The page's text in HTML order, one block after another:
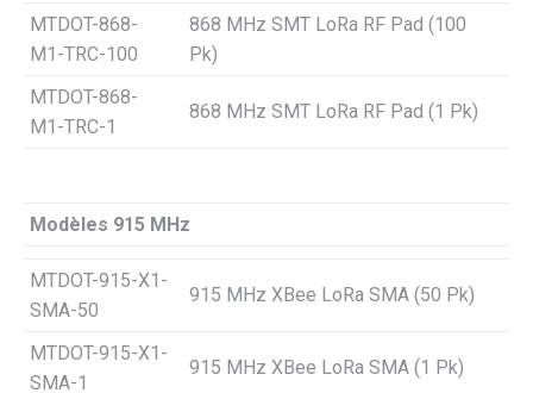
MTDOT-868-
M1-TRC-100
868 MHz SMT LoRa RF Pad (100
Pk)
MTDOT-868-
M1-TRC-1
868 MHz SMT LoRa RF Pad (1 Pk)
Modèles 915 MHz
MTDOT-915-X1-
SMA-50
915 MHz XBee LoRa SMA (50 Pk)
MTDOT-915-X1-
SMA-1
915 MHz XBee LoRa SMA (1 Pk)